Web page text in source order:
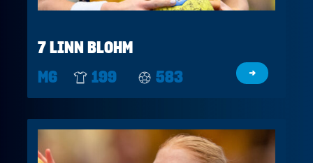
7 LINN BLOHM
M6
199 583 →